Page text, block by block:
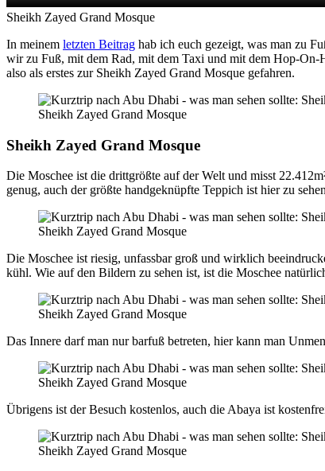
Sheikh Zayed Grand Mosque
In meinem letzten Beitrag hab ich euch gezeigt, was man zu
wir zu Fuß, mit dem Rad, mit dem Taxi und mit dem Hop-
also als erstes zur Sheikh Zayed Grand Mosque gefahren.
Sheikh Zayed Grand Mosque
Sheikh Zayed Grand Mosque
Die Moschee ist die drittgrößte auf der Welt und misst
genug, auch der größte handgeknüpfte Teppich ist hier zu
Sheikh Zayed Grand Mosque
Die Moschee ist riesig, unfassbar groß und wirklich
kühl. Wie auf den Bildern zu sehen ist, ist die Moschee
Sheikh Zayed Grand Mosque
Das Innere darf man nur barfuß betreten, hier kann man
Sheikh Zayed Grand Mosque
Übrigens ist der Besuch kostenlos, auch die Abaya ist
Sheikh Zayed Grand Mosque